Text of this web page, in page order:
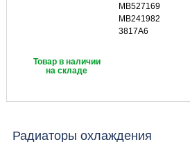
MB527169
MB241982
3817A6
Товар в наличии
на складе
Радиаторы охлаждения